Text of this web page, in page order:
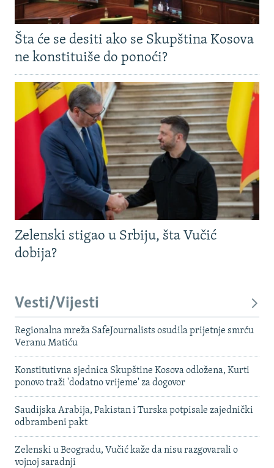
Šta će se desiti ako se Skupština Kosova
ne konstituiše do ponoći?
Zelenski stigao u Srbiju, šta Vučić
dobija?
Vesti/Vijesti
Regionalna mreža SafeJournalists osudila prijetnje smrću
Veranu Matiću
Konstitutivna sjednica Skupštine Kosova odložena, Kurti
ponovo traži 'dodatno vrijeme' za dogovor
Saudijska Arabija, Pakistan i Turska potpisale zajednički
odbrambeni pakt
Zelenski u Beogradu, Vučić kaže da nisu razgovarali o
vojnoj saradnji